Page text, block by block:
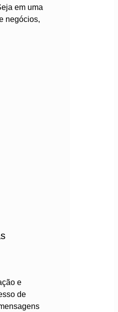
em uma
negócios,
e
de